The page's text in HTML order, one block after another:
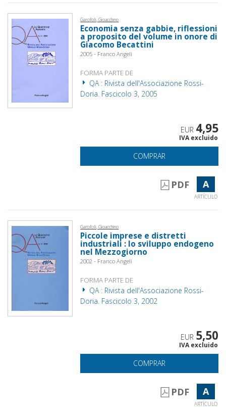
Garofoli, Gioacchino
Economia senza gabbie, riflessioni
a proposito del volume in onore di
Giacomo Becattini
2005 - Franco Angeli
FORMA PARTE DE
QA : Rivista dell'Associazione Rossi-
Doria. Fascicolo 3, 2005
EUR 4,95
IVA excluido
COMPRAR
PDF A
ARTÍCULO
Garofoli, Gioacchino
Piccole imprese e distretti
industriali : lo sviluppo endogeno
nel Mezzogiorno
2002 - Franco Angeli
FORMA PARTE DE
QA : Rivista dell'Associazione Rossi-
Doria. Fascicolo 3, 2002
EUR 5,50
IVA excluido
COMPRAR
PDF A
ARTÍCULO